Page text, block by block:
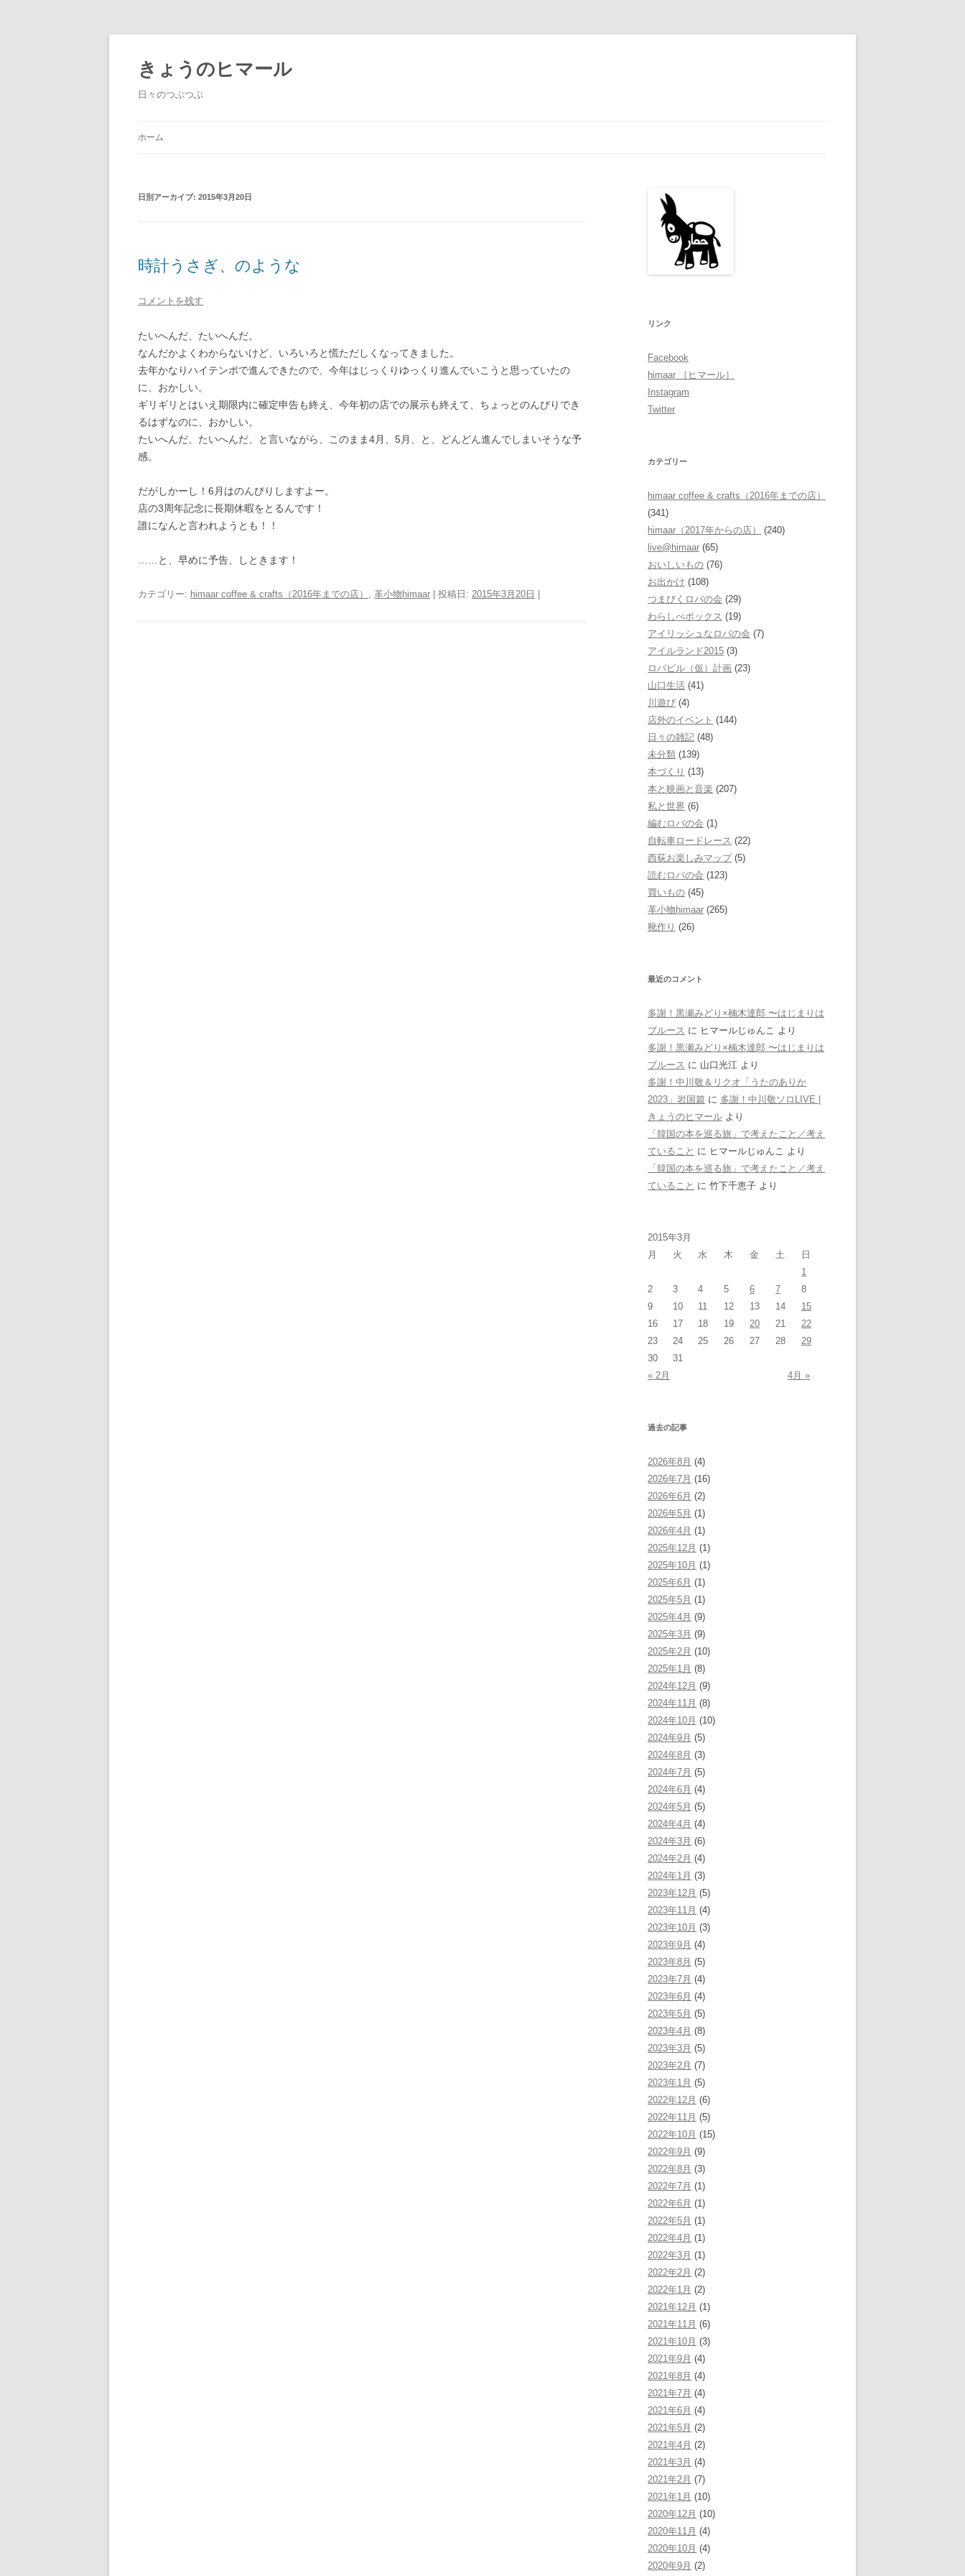
きょうのヒマール
日々のつぶつぶ
ホーム
日別アーカイブ: 2015年3月20日
時計うさぎ、のような
コメントを残す
たいへんだ、たいへんだ。
なんだかよくわからないけど、いろいろと慌ただしくなってきました。
去年かなりハイテンポで進んできたので、今年はじっくりゆっくり進んでいこうと思っていたの
に、おかしい。
ギリギリとはいえ期限内に確定申告も終え、今年初の店での展示も終えて、ちょっとのんびりでき
るはずなのに、おかしい。
たいへんだ、たいへんだ、と言いながら、このまま4月、5月、と、どんどん進んでしまいそうな予
感。
だがしかーし！6月はのんびりしますよー。
店の3周年記念に長期休暇をとるんです！
誰になんと言われようとも！！
……と、早めに予告、しときます！
カテゴリー: himaar coffee & crafts（2016年までの店） , 革小物himaar | 投稿日: 2015年3月20日
リンク
Facebook
himaar ［ヒマール］
Instagram
Twitter
カテゴリー
himaar coffee & crafts（2016年までの店）
(341)
himaar（2017年からの店）
(240)
live@himaar (65)
おいしいもの (76)
お出かけ (108)
つまびくロバの会 (29)
わらしべボックス (19)
アイリッシュなロバの会 (7)
アイルランド2015 (3)
ロバビル（仮）計画 (23)
山口生活 (41)
川遊び (4)
店外のイベント (144)
日々の雑記 (48)
未分類 (139)
本づくり (13)
本と映画と音楽 (207)
私と世界 (6)
編むロバの会 (1)
自転車ロードレース (22)
西荻お楽しみマップ(5)
読むロバの会 (123)
買いもの (45)
革小物himaar (265)
靴作り (26)
最近のコメント
多謝！黒瀬みどり×楠木達郎 〜はじまりは
ブルース に ヒマールじゅんこ より
多謝！黒瀬みどり×楠木達郎 〜はじまりは
ブルース に 山口光江 より
多謝！中川敬＆リクオ「うたのありか
2023」岩国篇 に 多謝！中川敬ソロLIVE |
きょうのヒマール より
「韓国の本を巡る旅」で考えたこと／考え
ていること に ヒマールじゅんこ より
「韓国の本を巡る旅」で考えたこと／考え
ていること に 竹下千恵子 より
2015年3月
月
火 水 木 金 土
日
1
2
3 4 5 6 7
8
9
10 11 12 13 14
15
16
17 18 19 20 21
22
23
24 25 26 27 28
29
30
31
« 2月
4月 »
過去の記事
2026年8月 (4)
2026年7月 (16)
2026年6月 (2)
2026年5月 (1)
2026年4月 (1)
2025年12月 (1)
2025年10月 (1)
2025年6月 (1)
2025年5月 (1)
2025年4月 (9)
2025年3月 (9)
2025年2月 (10)
2025年1月 (8)
2024年12月 (9)
2024年11月 (8)
2024年10月 (10)
2024年9月 (5)
2024年8月 (3)
2024年7月 (5)
2024年6月 (4)
2024年5月 (5)
2024年4月 (4)
2024年3月 (6)
2024年2月 (4)
2024年1月 (3)
2023年12月 (5)
2023年11月 (4)
2023年10月 (3)
2023年9月 (4)
2023年8月 (5)
2023年7月 (4)
2023年6月 (4)
2023年5月 (5)
2023年4月 (8)
2023年3月 (5)
2023年2月 (7)
2023年1月 (5)
2022年12月 (6)
2022年11月 (5)
2022年10月 (15)
2022年9月 (9)
2022年8月 (3)
2022年7月 (1)
2022年6月 (1)
2022年5月 (1)
2022年4月 (1)
2022年3月 (1)
2022年2月 (2)
2022年1月 (2)
2021年12月 (1)
2021年11月 (6)
2021年10月 (3)
2021年9月 (4)
2021年8月 (4)
2021年7月 (4)
2021年6月 (4)
2021年5月 (2)
2021年4月 (2)
2021年3月 (4)
2021年2月 (7)
2021年1月 (10)
2020年12月 (10)
2020年11月 (4)
2020年10月 (4)
2020年9月 (2)